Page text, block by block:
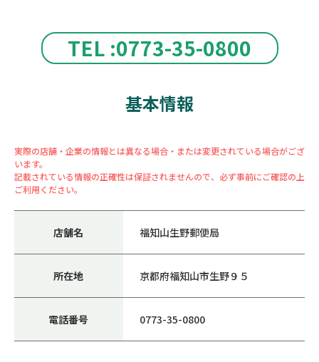
TEL :0773-35-0800
基本情報
実際の店舗・企業の情報とは異なる場合・または変更されている場合がござ
います。
記載されている情報の正確性は保証されませんので、必ず事前にご確認の上
ご利用ください。
店舗名 福知山生野郵便局
所在地 京都府福知山市生野９５
電話番号 0773-35-0800